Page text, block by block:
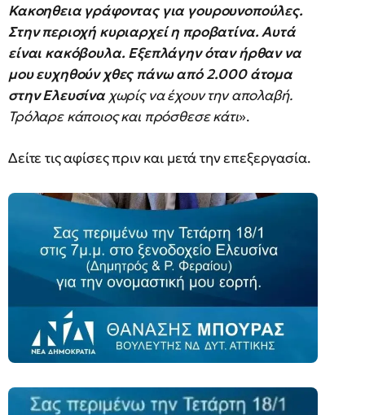
Κακοηθεια γράφοντας για γουρουνοπούλες.
Στην περιοχή κυριαρχεί η προβατίνα. Αυτά
είναι κακόβουλα. Εξεπλάγην όταν ήρθαν να
μου ευχηθούν χθες πάνω από 2.000 άτομα
στην Ελευσίναχωρίς να έχουν την απολαβή.
Τρόλαρε κάποιος και πρόσθεσε κάτι».
Δείτε τις αφίσες πριν και μετά την επεξεργασία.